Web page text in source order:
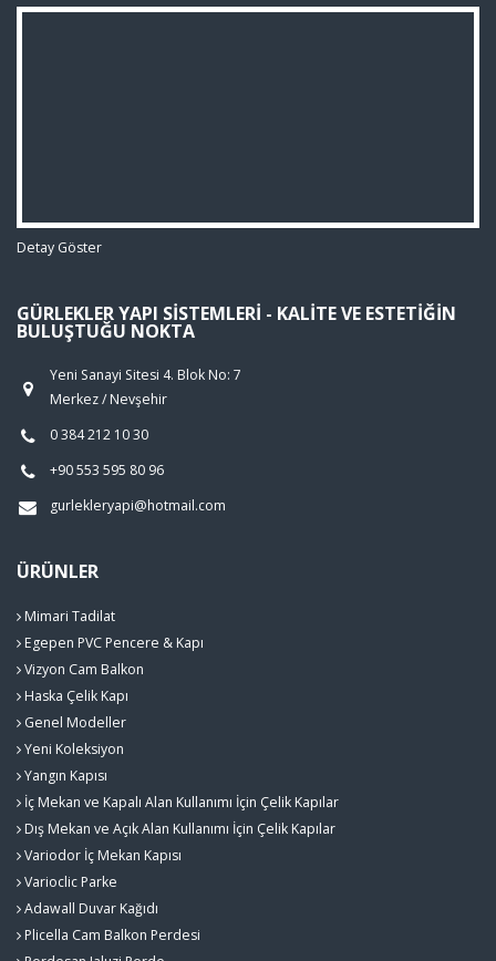
Detay Göster
GÜRLEKLER YAPI SISTEMLERI - KALITE VE ESTETIĞIN
BULUŞTUĞU NOKTA
Yeni Sanayi Sitesi 4. Blok No: 7
Merkez / Nevşehir
0 384 212 10 30
+90 553 595 80 96
gurlekleryapi@hotmail.com
ÜRÜNLER
Mimari Tadilat
Egepen PVC Pencere & Kapı
Vizyon Cam Balkon
Haska Çelik Kapı
Genel Modeller
Yeni Koleksiyon
Yangın Kapısı
İç Mekan ve Kapalı Alan Kullanımı İçin Çelik Kapılar
Dış Mekan ve Açık Alan Kullanımı İçin Çelik Kapılar
Variodor İç Mekan Kapısı
Varioclic Parke
Adawall Duvar Kağıdı
Plicella Cam Balkon Perdesi